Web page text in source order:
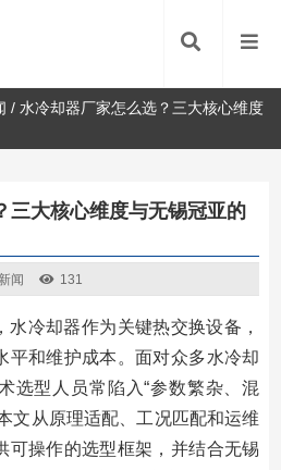
/水冷却器厂家怎么选？三大核心维度
三大核心维度与无锡冠亚的
闻 131
水冷却器作为关键热交换设备，
平和维护成本。面对众多水冷却
选型人员常陷入“参数繁杂、混
文从原理适配、工况匹配和运维
可操作的选型框架，并结合无锡